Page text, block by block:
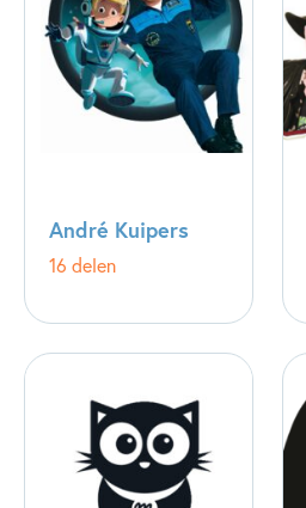
André Kuipers
16 delen